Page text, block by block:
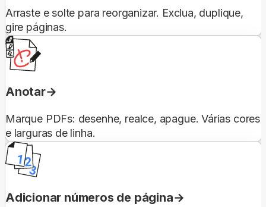
Arraste e solte para reorganizar. Exclua, duplique,
gire páginas.
Anotar
Marque PDFs: desenhe, realce, apague. Várias cores
e larguras de linha.
Adicionar números de página